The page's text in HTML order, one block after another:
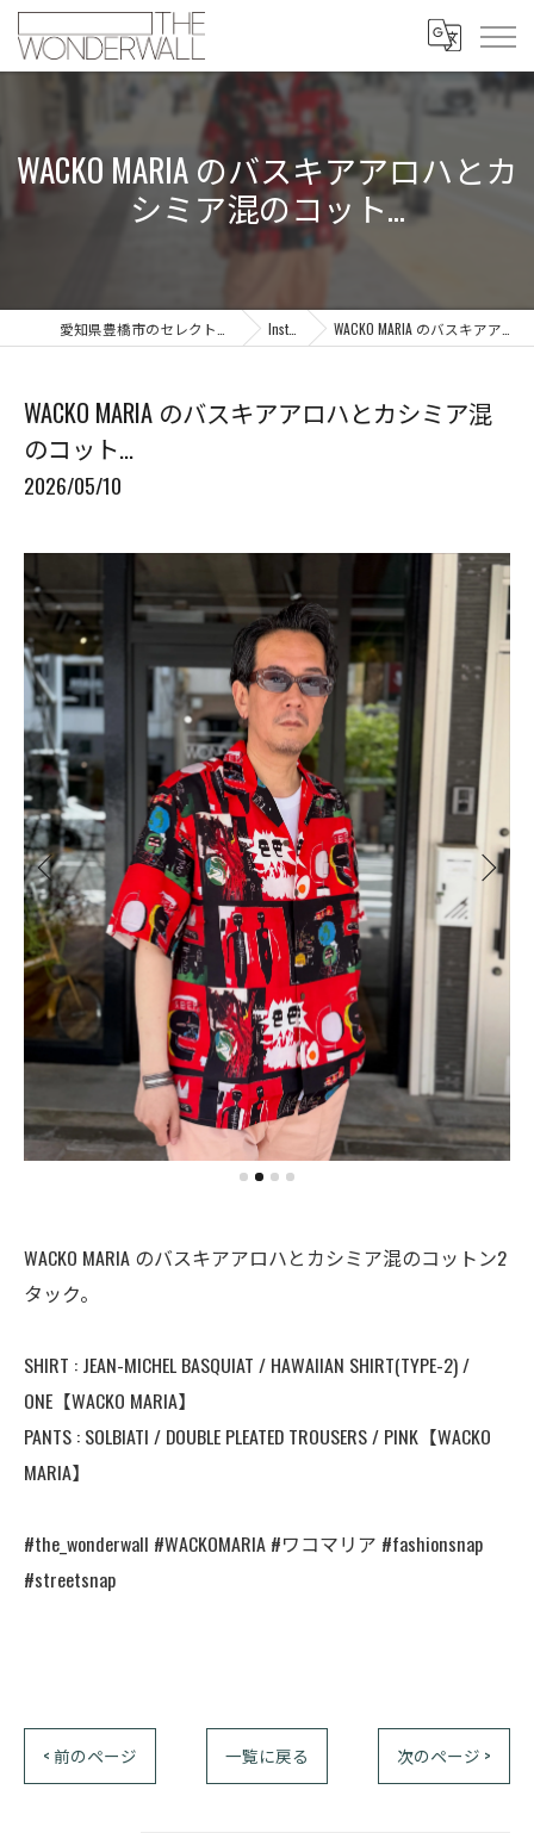
WACKO MARIA のバスキアアロハとカ
シミア混のコット...
Instagram WACKO MARIA のバスキアアロハとカシミア混のコット...
WACKO MARIA のバスキアアロハとカシミア混
のコット...
2026/05/10
WACKO MARIA のバスキアアロハとカシミア混のコットン2
タック。
SHIRT : JEAN-MICHEL BASQUIAT / HAWAIIAN SHIRT(TYPE-2) /
ONE【WACKO MARIA】
PANTS : SOLBIATI / DOUBLE PLEATED TROUSERS / PINK【WACKO
MARIA】
#the_wonderwall #WACKOMARIA #ワコマリア #fashionsnap
#streetsnap
< 前のページ 一覧に戻る 次のページ >